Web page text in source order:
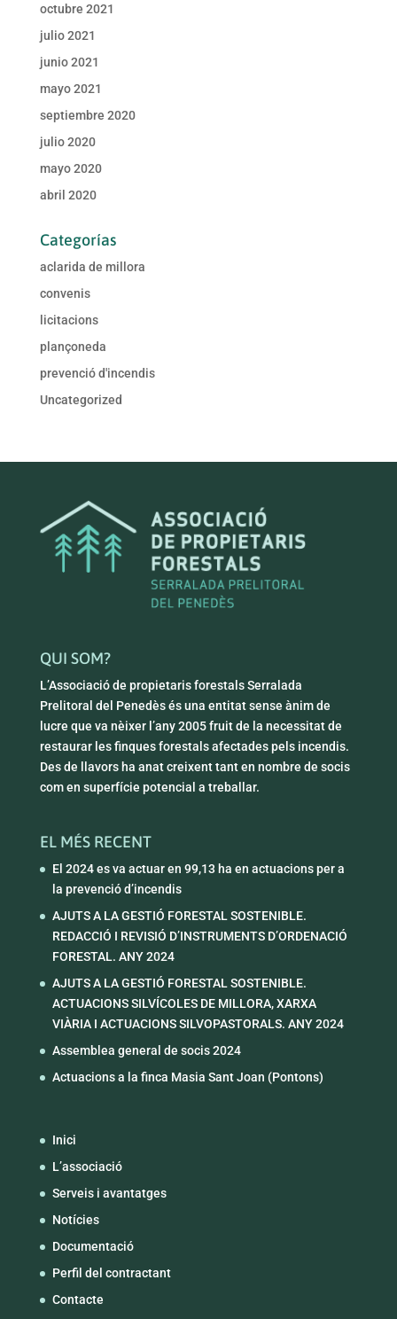
octubre 2021
julio 2021
junio 2021
mayo 2021
septiembre 2020
julio 2020
mayo 2020
abril 2020
Categorías
aclarida de millora
convenis
licitacions
plançoneda
prevenció d'incendis
Uncategorized
QUI SOM?
L’Associació de propietaris forestals Serralada
Prelitoral del Penedès és una entitat sense ànim de
lucre que va nèixer l’any 2005 fruit de la necessitat de
restaurar les finques forestals afectades pels incendis.
Des de llavors ha anat creixent tant en nombre de socis
com en superfície potencial a treballar.
EL MÉS RECENT
El 2024 es va actuar en 99,13 ha en actuacions per a
la prevenció d’incendis
AJUTS A LA GESTIÓ FORESTAL SOSTENIBLE.
REDACCIÓ I REVISIÓ D’INSTRUMENTS D’ORDENACIÓ
FORESTAL. ANY 2024
AJUTS A LA GESTIÓ FORESTAL SOSTENIBLE.
ACTUACIONS SILVÍCOLES DE MILLORA, XARXA
VIÀRIA I ACTUACIONS SILVOPASTORALS. ANY 2024
Assemblea general de socis 2024
Actuacions a la finca Masia Sant Joan (Pontons)
Inici
L’associació
Serveis i avantatges
Notícies
Documentació
Perfil del contractant
Contacte